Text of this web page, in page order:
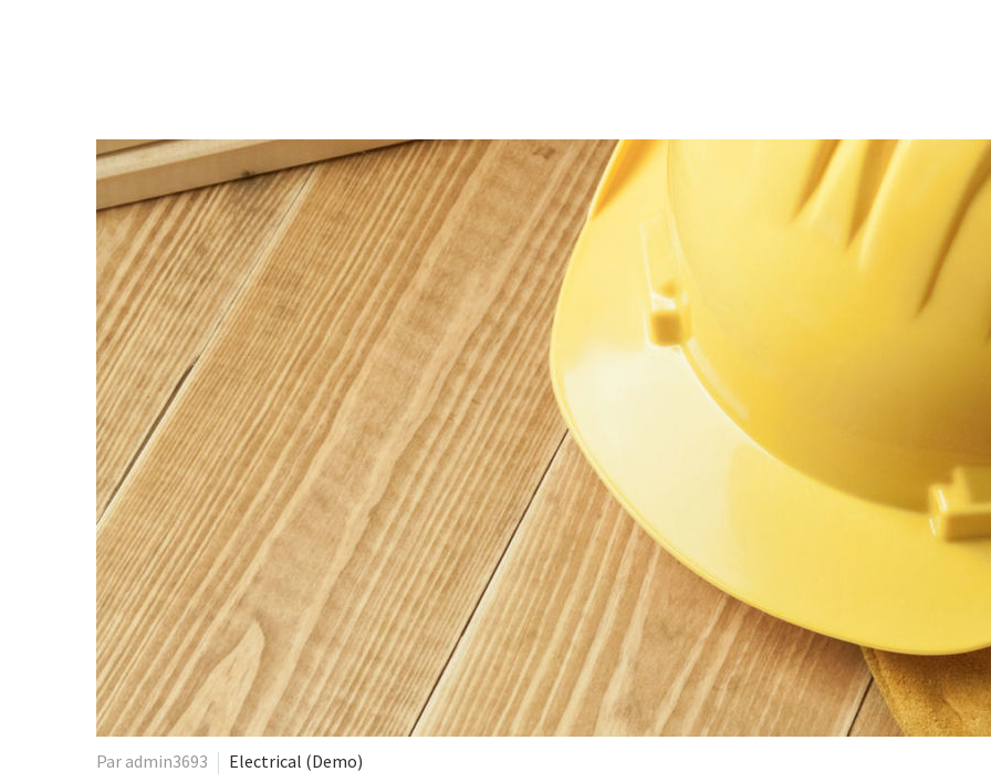
Par admin3693 Electrical (Demo)